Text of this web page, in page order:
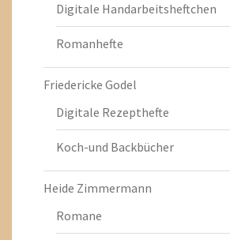
Digitale Handarbeitsheftchen
Romanhefte
Friedericke Godel
Digitale Rezepthefte
Koch-und Backbücher
Heide Zimmermann
Romane